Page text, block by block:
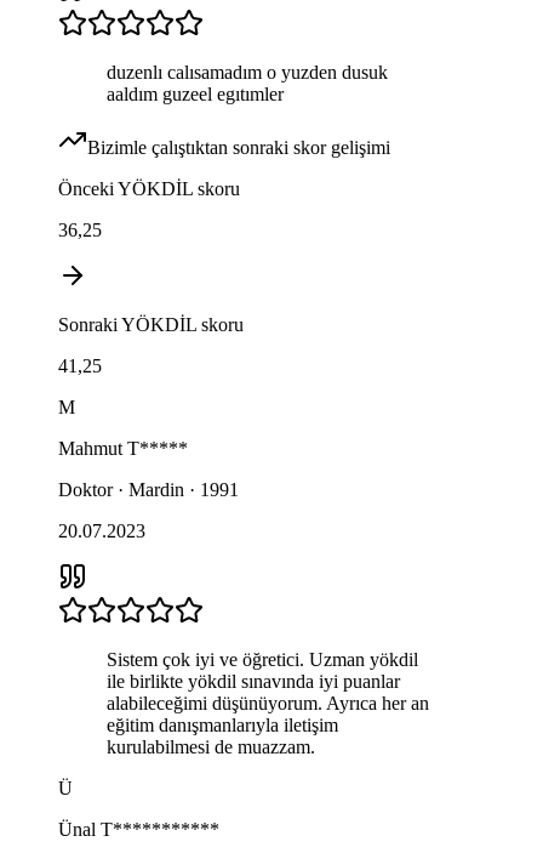
duzenlı calısamadım o yuzden dusuk
aaldım guzeel egıtımler
Bizimle çalıştıktan sonraki skor gelişimi
Önceki YÖKDİL skoru
36,25
Sonraki YÖKDİL skoru
41,25
M
Mahmut T*****
Doktor · Mardin · 1991
20.07.2023
Sistem çok iyi ve öğretici. Uzman yökdil
ile birlikte yökdil sınavında iyi puanlar
alabileceğimi düşünüyorum. Ayrıca her an
eğitim danışmanlarıyla iletişim
kurulabilmesi de muazzam.
Ü
Ünal T***********